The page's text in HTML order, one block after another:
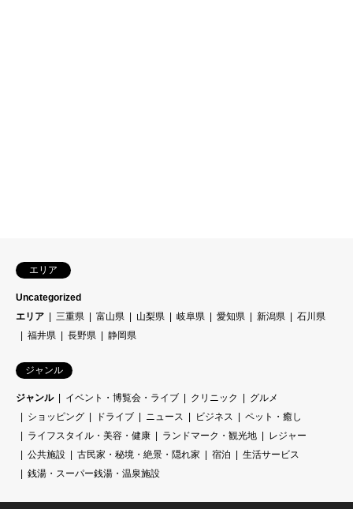
エリア
Uncategorized
エリア
三重県 富山県 山梨県 岐阜県 愛知県 新潟県
石川県
福井県
長野県 静岡県
ジャンル
ジャンル イベント・博覧会・ライブ クリニック
グルメ
ショッピング
ドライブ ニュース ビジネス
ペット・癒し
ライフスタイル・美容・健康
ランドマーク・観光地
レジャー
公共施設
古民家・秘境・絶景・隠れ家 宿泊
生活サービス
銭湯・スーパー銭湯・温泉施設